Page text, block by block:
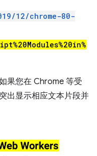
12/chrome-80-
果您在 Chrome 等受
出显示相应文本片段并